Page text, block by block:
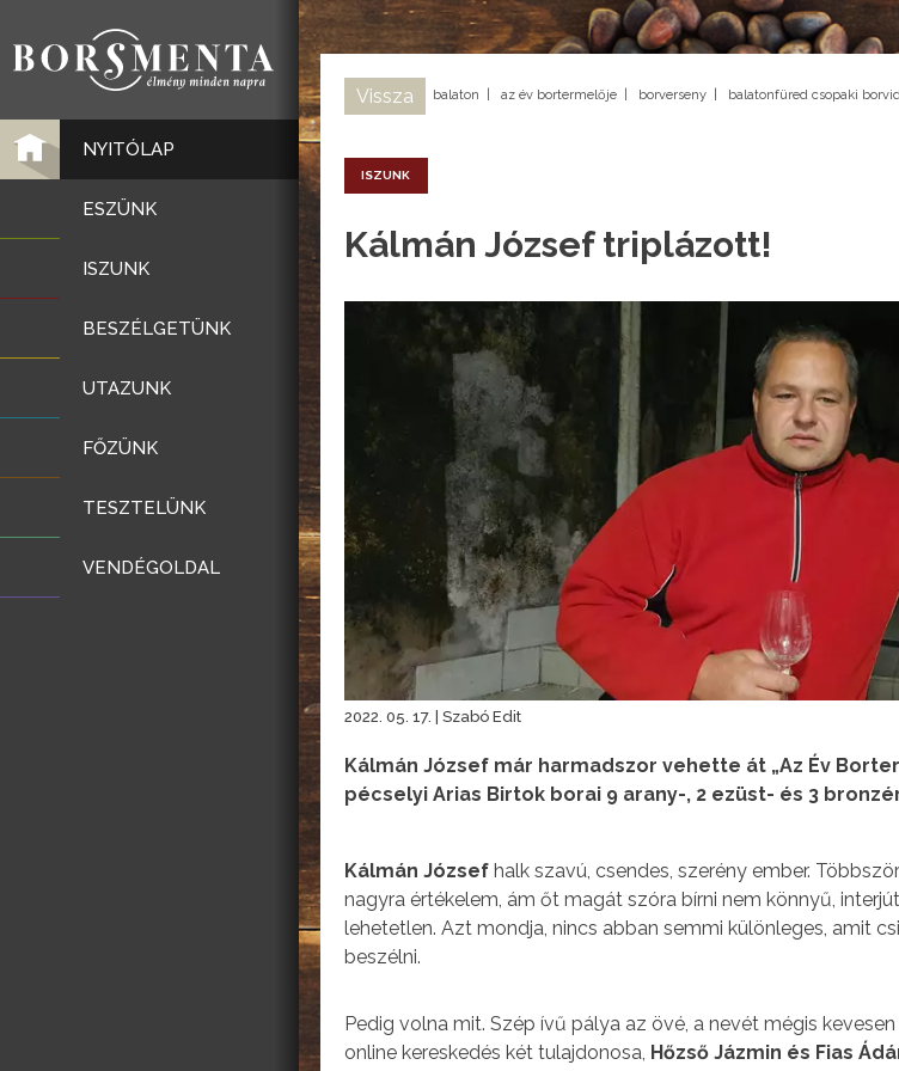
NYITÓLAP
ESZÜNK
ISZUNK
BESZÉLGETÜNK
UTAZUNK
FŐZÜNK
TESZTELÜNK
VENDÉGOLDAL
Vissza balaton az év bortermelője borverseny balatonfüred csopaki
ISZUNK
Kálmán József triplázott!
2022. 05. 17. | Szabó Edit
Kálmán József már harmadszor vehette át „Az Év
pécselyi Arias Birtok borai 9 arany-, 2 ezüst- és 3
Kálmán Józsefhalk szavú, csendes, szerény ember.
nagyra értékelem, ám őt magát szóra bírni nem könnyű,
lehetetlen. Azt mondja, nincs abban semmi különleges, amit
beszélni.
Pedig volna mit. Szép ívű pálya az övé, a nevét mégis kevesen
online kereskedés két tulajdonosa, Hőzső Jázmin és Fias